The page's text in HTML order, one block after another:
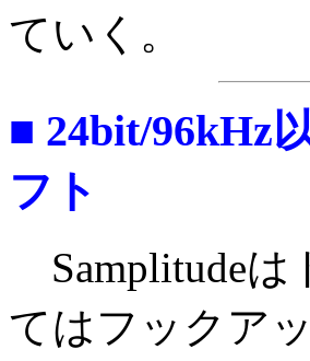
ていく。
■ 24bit/96kHz
フト
Samplitudeは
てはフックア